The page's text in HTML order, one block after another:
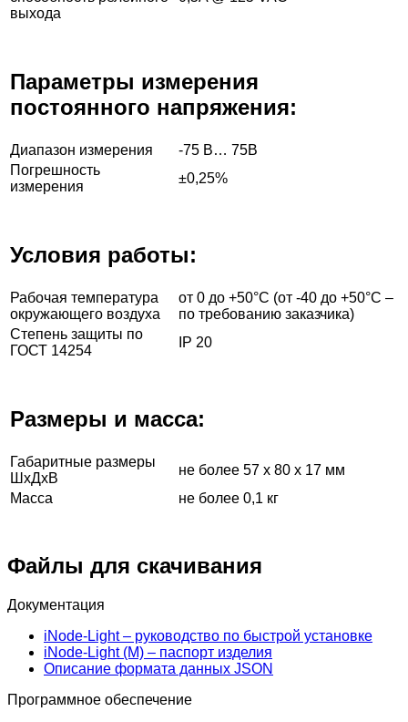
выхода
Параметры измерения
постоянного напряжения:
Диапазон измерения
-75 В… 75В
Погрешность
измерения
±0,25%
Условия работы:
Рабочая температура
окружающего воздуха
от 0 до +50°С (от -40 до +50°С –
по требованию заказчика)
Степень защиты по
ГОСТ 14254
IP 20
Размеры и масса:
Габаритные размеры
ШxДxВ
не более 57 х 80 х 17 мм
Масса
не более 0,1 кг
Файлы для скачивания
Документация
iNode-Light – руководство по быстрой установке
iNode-Light (M) – паспорт изделия
Описание формата данных JSON
Программное обеспечение